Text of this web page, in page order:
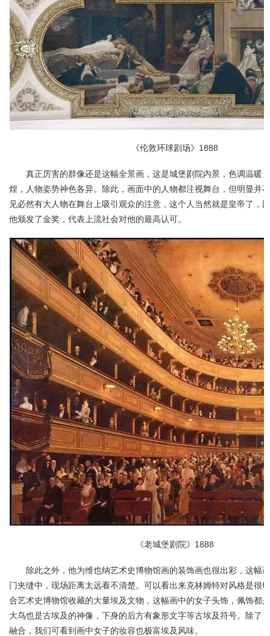
《伦敦环球剧场》1888
真正厉害的群像还是这幅全景画，这是城堡剧院内景，色调温暖
煌，人物姿势神色各异。除此，画面中的人物都注视舞台，但明显并
见必然有大人物在舞台上吸引观众的注意，这个人当然就是皇帝了，
他颁发了金奖，代表上流社会对他的最高认可。
《老城堡剧院》1888
除此之外，他为维也纳艺术史博物馆画的装饰画也很出彩，这幅
门夹缝中，现场距离太远看不清楚。可以看出来克林姆特对风格是很
合艺术史博物馆收藏的大量埃及文物，这幅画中的女子头饰，佩饰都
大鸟也是古埃及的神像，下身的后方有象形文字等古埃及符号。除了
融合，我们可看到画中女子的妆容也极富埃及风味。